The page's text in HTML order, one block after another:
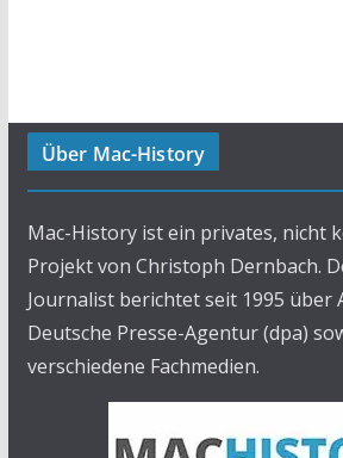
Über Mac-History
Mac-History ist ein privates, nicht
Projekt von Christoph Dernbach.
Journalist berichtet seit 1995 über
Deutsche Presse-Agentur (dpa)
verschiedene Fachmedien.